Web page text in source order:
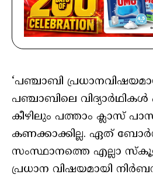
‘പഞ്ചാബി പ്രധാനവിഷയമായി
പഞ്ചാബിലെ
കീഴിലും പത്താം ക്ലാസ്
കണക്കാക്കില്ല. ഏത്
സംസ്ഥാനത്തെ എല്ലാ
പ്രധാന വിഷയമായി